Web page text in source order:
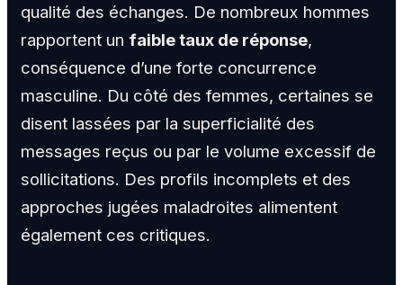
qualité des échanges. De nombreux hommes
rapportent un faible taux de réponse,
conséquence d’une forte concurrence
masculine. Du côté des femmes, certaines se
disent lassées par la superficialité des
messages reçus ou par le volume excessif de
sollicitations. Des profils incomplets et des
approches jugées maladroites alimentent
également ces critiques.